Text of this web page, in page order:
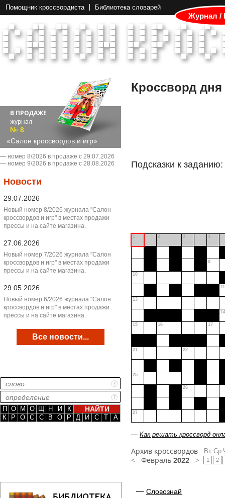
Помощник кроссвордиста Библиотека словарей
Журнал /
В ПРОДАЖЕ
журнал
№ 8
«Салон кроссвордов и игр»
― номер 8/2026 в продаже с 29.07.2026
― номер 9/2026 в продаже с 28.08.2026
Новости
29.07.2026
Новый номер 8/2026 журнала "Салон
кроссвордов и игр" в местах продажи
прессы и на сайте магазина.
27.06.2026
Новый номер 7/2026 журнала "Салон
кроссвордов и игр" в местах продажи
прессы и на сайте магазина.
29.05.2026
Новый номер 6/2026 журнала "Салон
кроссвордов и игр" в местах продажи
прессы и на сайте магазина.
Все новости...
П О М О Щ Н И
К
К
Р О С С В О Р Д И С Т А
Кроссворд дня
Подсказки к заданию:
1 2 3 4
9
10
11
13
14
15 16 17
21 22
25
26
27
— Как решать кроссворд
Архив кроссвордов
< Февраль 2022 >
Вт
1
Ср
2
Словознай